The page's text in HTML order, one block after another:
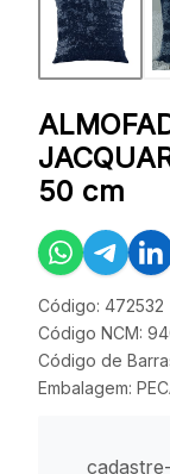
50 cm
Código: 472532
Código NCM:
Código de
Embalagem: